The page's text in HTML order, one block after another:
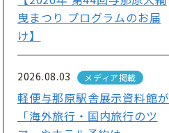
曳まつり プログラムのお届
け】
2026.08.03 メディア掲載
軽便与那原駅舎展示資料館が
「海外旅行・国内旅行のツ